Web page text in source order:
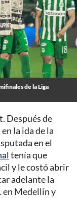
de la Liga
Después de
en la ida de la
en el
tenía que
y le costó abrir
adelante la
en Medellín y